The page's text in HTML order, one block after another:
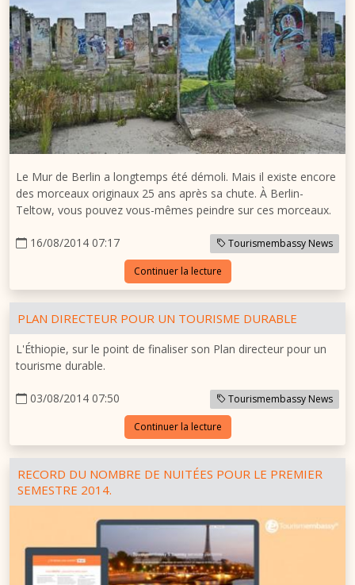
Le Mur de Berlin a longtemps été démoli. Mais il existe encore
des morceaux originaux 25 ans après sa chute. À Berlin-
Teltow, vous pouvez vous-mêmes peindre sur ces morceaux.
16/08/2014 07:17 Tourismembassy News
Continuer la lecture
PLAN DIRECTEUR POUR UN TOURISME DURABLE
L'Éthiopie, sur le point de finaliser son Plan directeur pour un
tourisme durable.
03/08/2014 07:50 Tourismembassy News
Continuer la lecture
RECORD DU NOMBRE DE NUITÉES POUR LE PREMIER
SEMESTRE 2014.